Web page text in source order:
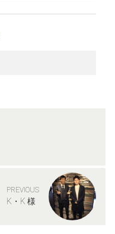
PREVIOUS
K・K 様